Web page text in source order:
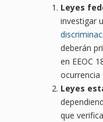
Leyes
investigar
deberán
en EEOC
ocurrencia
Leyes
que